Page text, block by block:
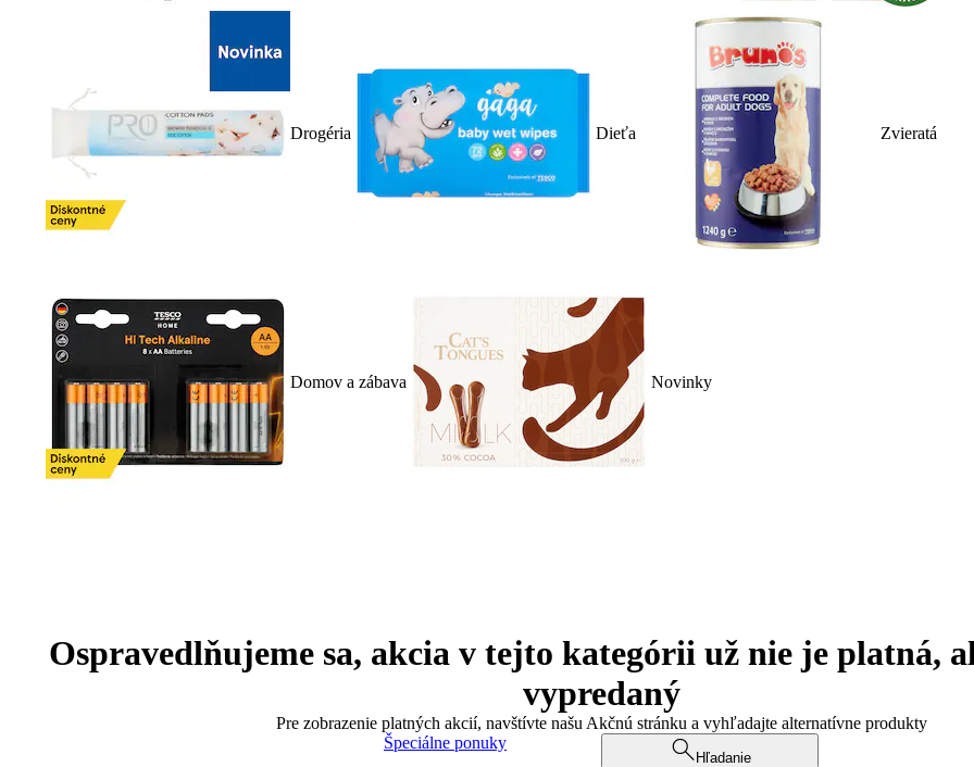
Drogéria Dieťa Zvieratá
Domov a zábava Novinky
Ospravedlňujeme sa, akcia v tejto kategórii už nie je platná,
vypredaný
Pre zobrazenie platných akcií, navštívte našu Akčnú stránku a vyhľadajte alternatívne produkty
Špeciálne ponuky
Hľadanie